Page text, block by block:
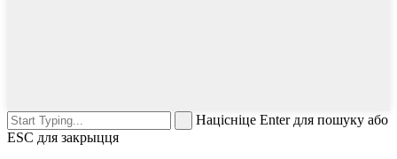
Націсніце Enter для пошуку або
ESC для закрыцця